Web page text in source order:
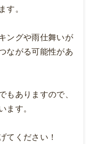
す。
ングや雨仕舞いが
ながる可能性があ
もありますので、
ます。
てください！